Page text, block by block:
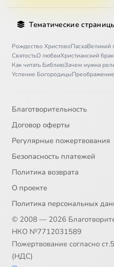
Тематические
Рождество ХристовоПасхаВеликий
СвятостьО любвиХристианский брак
Как читать БиблиюЗачем нужна
Успение БогородицыПреображение
Благотворительность
Договор оферты
Регулярные пожертвования
Безопасность платежей
Политика возврата
О проекте
Политика персональных
© 2008 — 2026
НКО №7712031589
Пожертвование согласно
(НДС)